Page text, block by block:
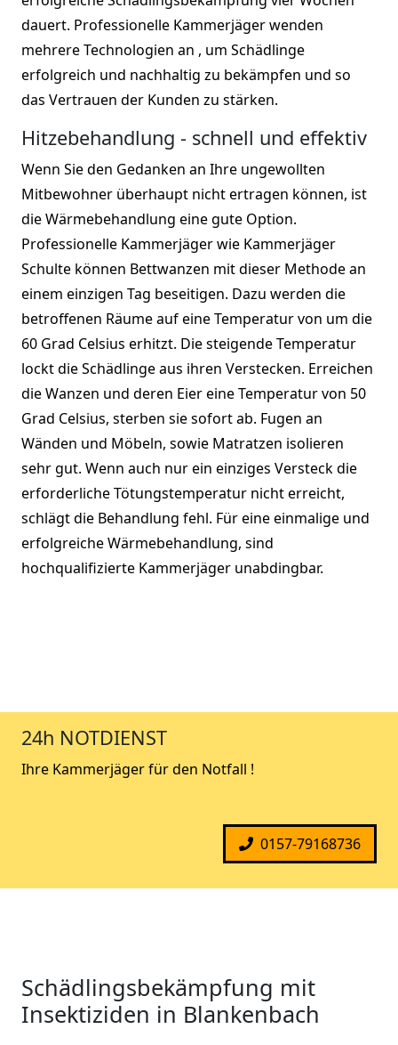
dauert. Professionelle Kammerjäger wenden
mehrere Technologien an , um Schädlinge
erfolgreich und nachhaltig zu bekämpfen und so
das Vertrauen der Kunden zu stärken.
Hitzebehandlung - schnell und effektiv
Wenn Sie den Gedanken an Ihre ungewollten
Mitbewohner überhaupt nicht ertragen können, ist
die Wärmebehandlung eine gute Option.
Professionelle Kammerjäger wie Kammerjäger
Schulte können Bettwanzen mit dieser Methode an
einem einzigen Tag beseitigen. Dazu werden die
betroffenen Räume auf eine Temperatur von um die
60 Grad Celsius erhitzt. Die steigende Temperatur
lockt die Schädlinge aus ihren Verstecken. Erreichen
die Wanzen und deren Eier eine Temperatur von 50
Grad Celsius, sterben sie sofort ab. Fugen an
Wänden und Möbeln, sowie Matratzen isolieren
sehr gut. Wenn auch nur ein einziges Versteck die
erforderliche Tötungstemperatur nicht erreicht,
schlägt die Behandlung fehl. Für eine einmalige und
erfolgreiche Wärmebehandlung, sind
hochqualifizierte Kammerjäger unabdingbar.
24h NOTDIENST
Ihre Kammerjäger für den Notfall !
0157-79168736
Schädlingsbekämpfung mit
Insektiziden in Blankenbach